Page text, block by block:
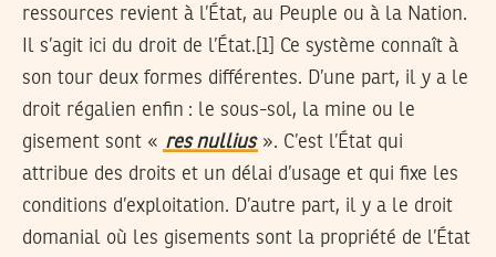
ressources revient à l’État, au Peuple ou à la Nation.
Il s’agit ici du droit de l’État.[1] Ce système connaît à
son tour deux formes différentes. D’une part, il y a le
droit régalien enfin : le sous-sol, la mine ou le
gisement sont « res nullius ». C’est l’État qui
attribue des droits et un délai d’usage et qui fixe les
conditions d’exploitation. D’autre part, il y a le droit
domanial où les gisements sont la propriété de l’État